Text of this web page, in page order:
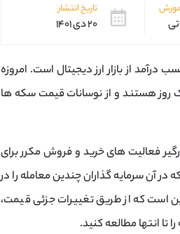
تاریخ انتشار
۲۰ دی ۱۴۰۱
درآمد از بازار ارز دیجیتال است. امروزه
یک روز هستند و از نوسانات قیمت سکه ها
فعالیت های خرید و فروش مکرر برای
آن سرمایه گذاران چندین معامله را در
است که از طریق تغییرات جزئی قیمت،
تا انتها مطالعه کنید.